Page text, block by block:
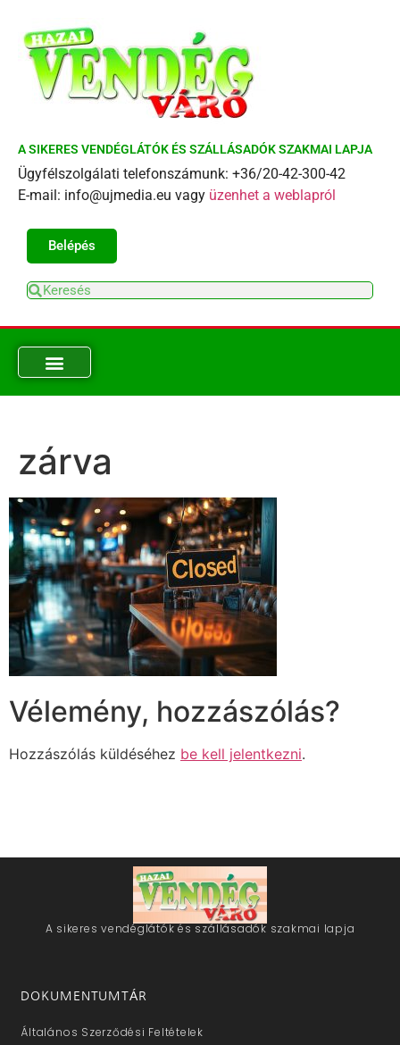
A SIKERES VENDÉGLÁTÓK ÉS SZÁLLÁSADÓK SZAKMAI LAPJA
Ügyfélszolgálati telefonszámunk: +36/20-42-300-42
E-mail: info@ujmedia.eu vagy üzenhet a weblapról
Belépés
zárva
Vélemény, hozzászólás?
Hozzászólás küldéséhez be kell jelentkezni.
A sikeres vendéglátók és szállásadók szakmai lapja
DOKUMENTUMTÁR
Általános Szerződési Feltételek